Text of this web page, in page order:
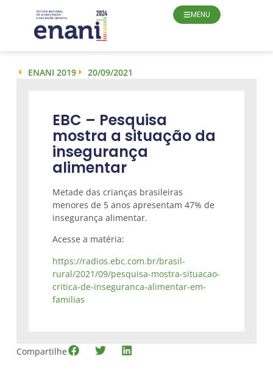
MENU
ENANI 2019 20/09/2021
EBC – Pesquisa
mostra a situação da
insegurança
alimentar
Metade das crianças brasileiras
menores de 5 anos apresentam 47% de
insegurança alimentar.
Acesse a matéria:
https://radios.ebc.com.br/brasil-
rural/2021/09/pesquisa-mostra-situacao-
critica-de-inseguranca-alimentar-em-
familias
Compartilhe